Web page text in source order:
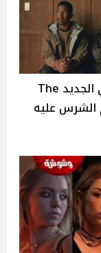
بالأرقام.. اعرف إيرادات الفيلم العالمي الجديد The